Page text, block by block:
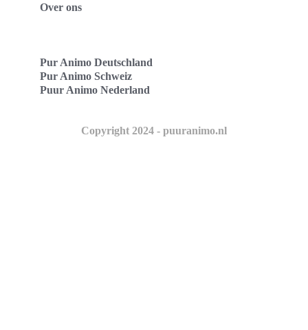
Over ons
Pur Animo Deutschland
Pur Animo Schweiz
Puur Animo Nederland
Copyright 2024 - puuranimo.nl